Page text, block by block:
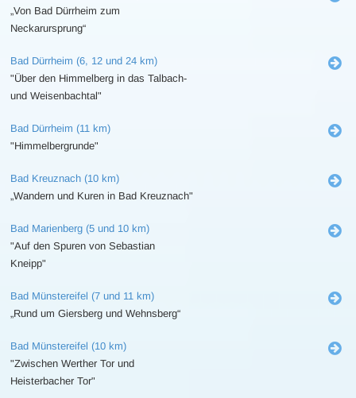
„Von Bad Dürrheim zum
Neckarursprung“
Bad Dürrheim (6, 12 und 24 km)
"Über den Himmelberg in das Talbach-
und Weisenbachtal"
Bad Dürrheim (11 km)
"Himmelbergrunde"
Bad Kreuznach (10 km)
„Wandern und Kuren in Bad Kreuznach"
Bad Marienberg (5 und 10 km)
"Auf den Spuren von Sebastian
Kneipp"
Bad Münstereifel (7 und 11 km)
„Rund um Giersberg und Wehnsberg“
Bad Münstereifel (10 km)
"Zwischen Werther Tor und
Heisterbacher Tor"